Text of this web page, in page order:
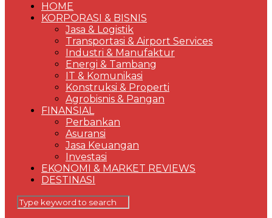
HOME
KORPORASI & BISNIS
Jasa & Logistik
Transportasi & Airport Services
Industri & Manufaktur
Energi & Tambang
IT & Komunikasi
Konstruksi & Properti
Agrobisnis & Pangan
FINANSIAL
Perbankan
Asuransi
Jasa Keuangan
Investasi
EKONOMI & MARKET REVIEWS
DESTINASI